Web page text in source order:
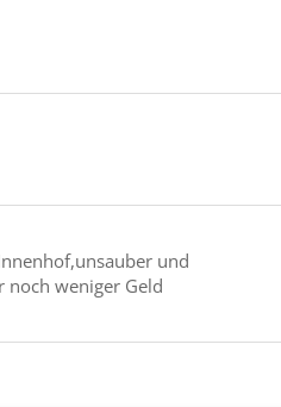
und
noch weniger Geld